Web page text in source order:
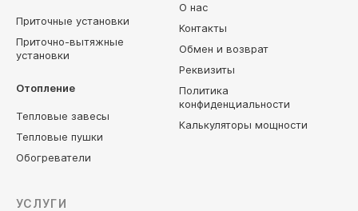
Приточные установки
Приточно-вытяжные
установки
Отопление
Тепловые завесы
Тепловые пушки
Обогреватели
О нас
Контакты
Обмен и возврат
Реквизиты
Политика
конфиденциальности
Калькуляторы мощности
УСЛУГИ